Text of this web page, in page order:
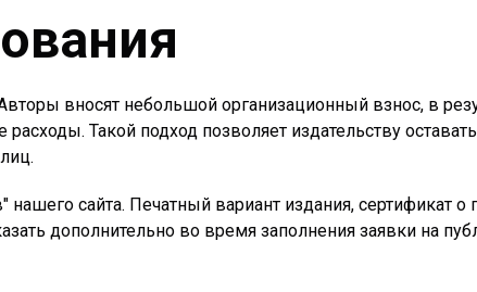
вносят небольшой организационный взнос, в
Такой подход позволяет издательству
сайта. Печатный вариант издания, сертификат о
дополнительно во время заполнения заявки на